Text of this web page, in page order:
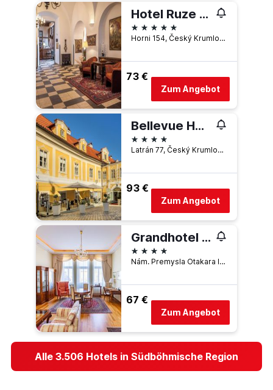
Hotel Ruze & Wellness
5 Sterne
Horni 154, Český Krumlov, Südböhmische Region, Tschechien
73 €
Zum Angebot
Bellevue Hotel Cesky Krumlov
4 Sterne
Latrán 77, Český Krumlov, Südböhmische Region, Tschechien
93 €
Zum Angebot
Grandhotel Zvon
4 Sterne
Nám. Premysla Otakara Ii. 90/28, České Budějovice, Südböhmische Region, Tschechien
67 €
Zum Angebot
Alle 3.506 Hotels in Südböhmische Region